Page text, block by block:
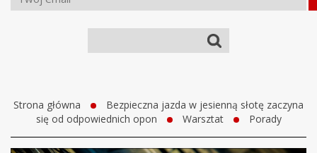
Strona główna
Bezpieczna jazda w jesienną słotę zaczyna
się od odpowiednich opon
Warsztat Porady